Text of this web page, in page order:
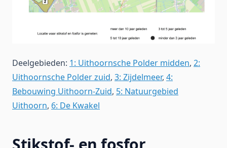
Deelgebieden: 1: Uithoornsche Polder midden, 2:
Uithoornsche Polder zuid, 3: Zijdelmeer, 4:
Bebouwing Uithoorn-Zuid, 5: Natuurgebied
Uithoorn, 6: De Kwakel